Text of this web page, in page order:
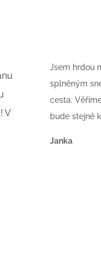
V
Jsem hrdou
splněným
cesta.
bude stejně
Janka